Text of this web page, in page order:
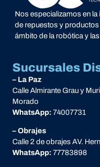
Nos especializamos en
de repuestos y
ámbito de la robótica y
Sucursales
– La Paz
Calle Almirante Grau y
Morado
WhatsApp: 74007731
– Obrajes
Calle 2 de obrajes AV.
WhatsApp: 77783898